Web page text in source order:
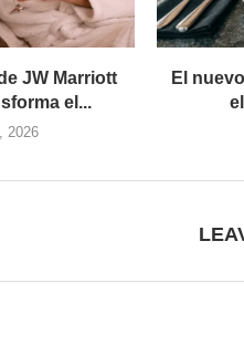
JW Marriott
el...
2026
El